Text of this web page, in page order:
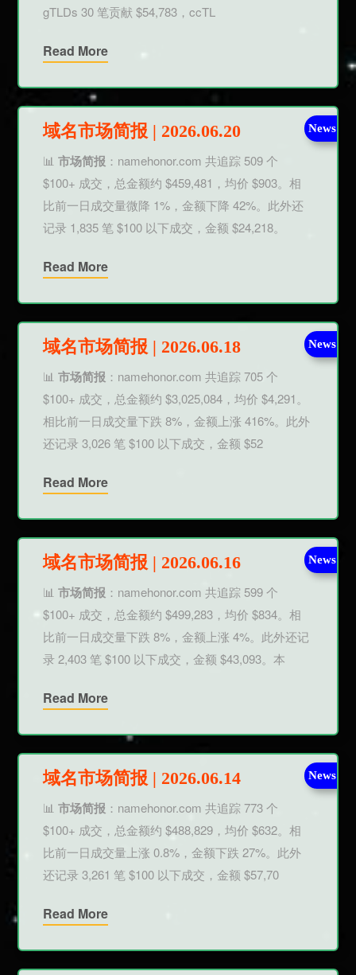
gTLDs 30 笔贡献 $54,783，ccTL
Read More
域名市场简报 | 2026.06.20 News
📊市场简报 ：namehonor.com 共追踪 509 个
$100+ 成交，总金额约 $459,481，均价 $903。相
比前一日成交量微降 1%，金额下降 42%。此外还
记录 1,835 笔 $100 以下成交，金额 $24,218。
Read More
域名市场简报 | 2026.06.18 News
📊市场简报 ：namehonor.com 共追踪 705 个
$100+ 成交，总金额约 $3,025,084，均价 $4,291。
相比前一日成交量下跌 8%，金额上涨 416%。此外
还记录 3,026 笔 $100 以下成交，金额 $52
Read More
域名市场简报 | 2026.06.16 News
📊市场简报 ：namehonor.com 共追踪 599 个
$100+ 成交，总金额约 $499,283，均价 $834。相
比前一日成交量下跌 8%，金额上涨 4%。此外还记
录 2,403 笔 $100 以下成交，金额 $43,093。本
Read More
域名市场简报 | 2026.06.14 News
📊市场简报 ：namehonor.com 共追踪 773 个
$100+ 成交，总金额约 $488,829，均价 $632。相
比前一日成交量上涨 0.8%，金额下跌 27%。此外
还记录 3,261 笔 $100 以下成交，金额 $57,70
Read More